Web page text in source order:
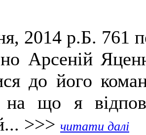
2014 р.Б. 761
Арсеній
до його
що я
>>> читати далі